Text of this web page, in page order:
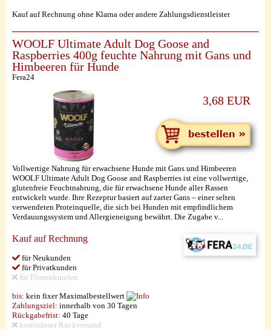
Kauf auf Rechnung ohne Klarna oder andere Zahlungsdienstleister
WOOLF Ultimate Adult Dog Goose and
Raspberries 400g feuchte Nahrung mit Gans und
Himbeeren für Hunde
Fera24
3,68 EUR
Vollwertige Nahrung für erwachsene Hunde mit Gans und Himbeeren
WOOLF Ultimate Adult Dog Goose and Raspberries ist eine vollwertige,
glutenfreie Feuchtnahrung, die für erwachsene Hunde aller Rassen
entwickelt wurde. Ihre Rezeptur basiert auf zarter Gans – einer selten
verwendeten Proteinquelle, die sich bei Hunden mit empfindlichem
Verdauungssystem und Allergieneigung bewährt. Die Zugabe v...
Kauf auf Rechnung
für Neukunden
für Privatkunden
für Firmenkunden
bis: kein fixer Maximalbestellwert
Zahlungsziel: innerhalb von 30 Tagen
Rückgabefrist: 40 Tage
kostenloser Rückversand